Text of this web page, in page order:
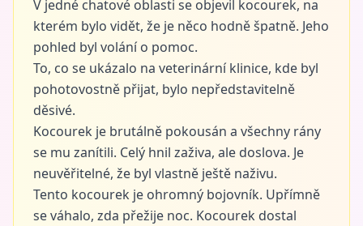
V jedné chatové oblasti se objevil kocourek, na
kterém bylo vidět, že je něco hodně špatně. Jeho
pohled byl volání o pomoc.
To, co se ukázalo na veterinární klinice, kde byl
pohotovostně přijat, bylo nepředstavitelně
děsivé.
Kocourek je brutálně pokousán a všechny rány
se mu zanítili. Celý hnil zaživa, ale doslova. Je
neuvěřitelné, že byl vlastně ještě naživu.
Tento kocourek je ohromný bojovník. Upřímně
se váhalo, zda přežije noc. Kocourek dostal